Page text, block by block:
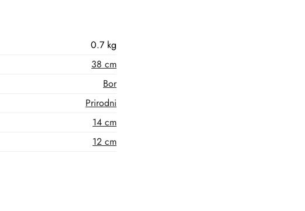
0.7 kg
38 cm
Bor
Prirodni
14 cm
12 cm